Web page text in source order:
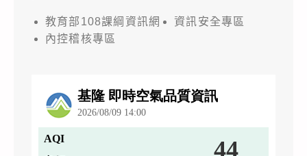
教育部108課綱資訊網
資訊安全專區
內控稽核專區